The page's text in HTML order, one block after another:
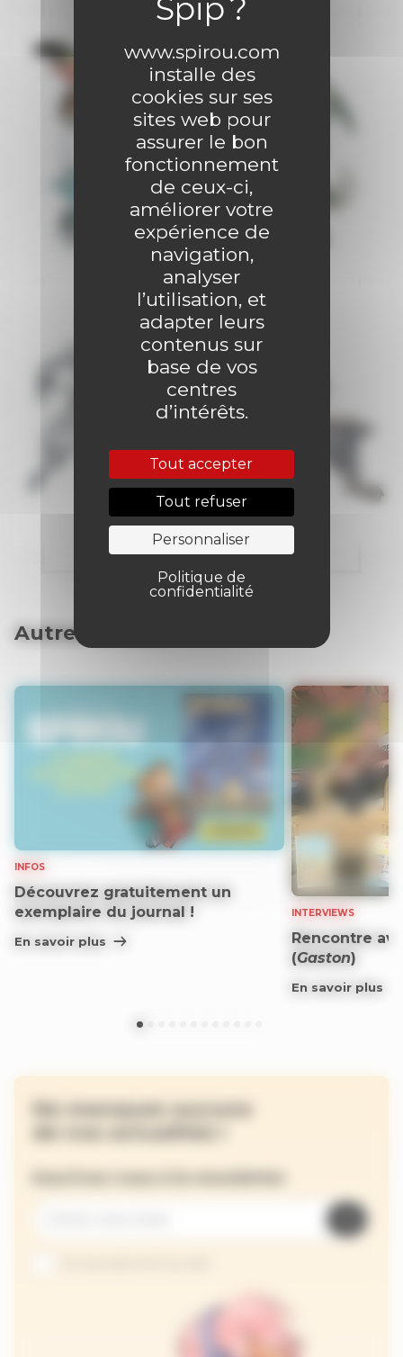
www.spirou.com
installe des
cookies sur ses
sites web pour
assurer le bon
fonctionnement
de ceux-ci,
améliorer votre
expérience de
navigation,
analyser
l’utilisation, et
adapter leurs
contenus sur
base de vos
centres
d’intérêts.
Tout accepter
Tout refuser
Personnaliser
Politique de
confidentialité
Autres articles
INFOS
Découvrez gratuitement un
exemplaire du journal !
En savoir plus
INTERVIEWS
Rencontre
(Gaston)
En savoir plus
Ne manquez aucune